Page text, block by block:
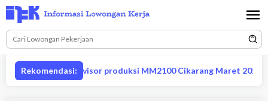
Loncat
ke
konten
Rekomendasi:
Lowongan supervisor produksi MM2100 Cikarang Maret 2026